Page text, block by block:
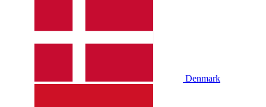
Denmark